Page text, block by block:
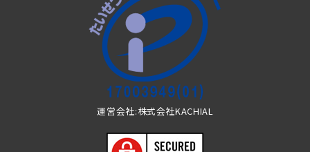
運営会社:株式会社KACHIAL